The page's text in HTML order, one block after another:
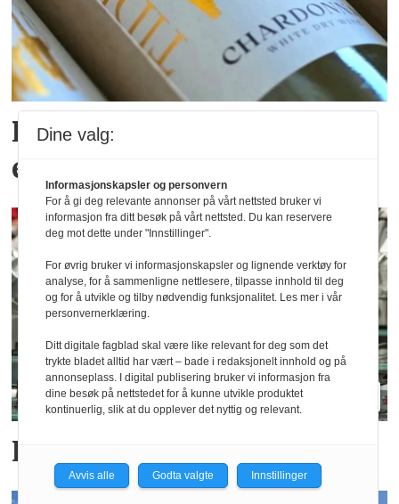
Postgirobygget lanserer
egne viner
Lanserer Host America
Dine valg:
Informasjonskapsler og personvern
For å gi deg relevante annonser på vårt nettsted bruker vi
informasjon fra ditt besøk på vårt nettsted. Du kan reservere
deg mot dette under "Innstillinger".
For øvrig bruker vi informasjonskapsler og lignende verktøy for
analyse, for å sammenligne nettlesere, tilpasse innhold til deg
og for å utvikle og tilby nødvendig funksjonalitet. Les mer i vår
personvernerklæring.
Ditt digitale fagblad skal være like relevant for deg som det
trykte bladet alltid har vært – bade i redaksjonelt innhold og på
annonseplass. I digital publisering bruker vi informasjon fra
dine besøk på nettstedet for å kunne utvikle produktet
kontinuerlig, slik at du opplever det nyttig og relevant.
Avvis alle Godta valgte Innstillinger